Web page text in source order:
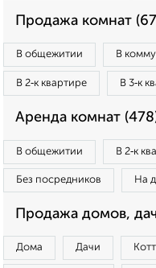
Продажа комнат
В общежитии В
В 2‑к квартире В 3‑к
Аренда комнат
В общежитии В 2‑к
Без посредников На
Продажа домов,
Дома Дачи